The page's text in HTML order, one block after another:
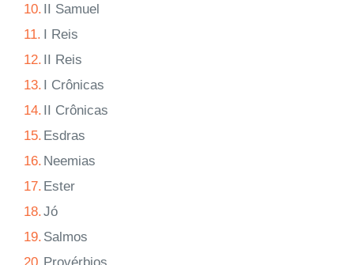
10. II Samuel
11. I Reis
12. II Reis
13. I Crônicas
14. II Crônicas
15. Esdras
16. Neemias
17. Ester
18.Jó
19. Salmos